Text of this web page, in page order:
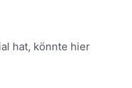
hat, könnte hier